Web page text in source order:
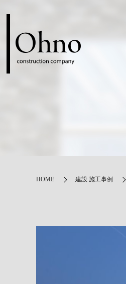
HOME 建設 施工事例